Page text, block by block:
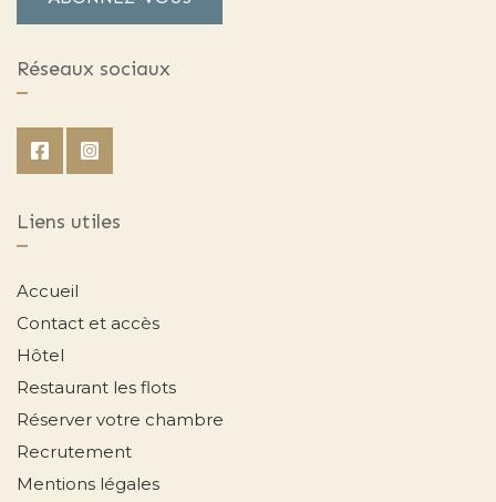
Réseaux sociaux
Liens utiles
Accueil
Contact et accès
Hôtel
Restaurant les flots
Réserver votre chambre
Recrutement
Mentions légales